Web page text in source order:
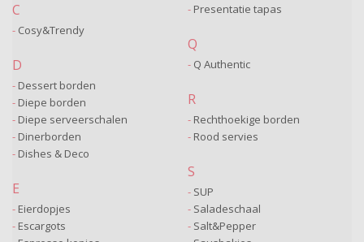
C
Cosy&Trendy
D
Dessert borden
Diepe borden
Diepe serveerschalen
Dinerborden
Dishes & Deco
E
Eierdopjes
Escargots
Presentatie tapas
Q
Q Authentic
R
Rechthoekige borden
Rood servies
S
SUP
Saladeschaal
Salt&Pepper